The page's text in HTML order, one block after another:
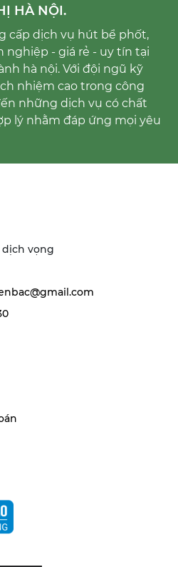
HÀ NỘI.
cấp dịch vụ hút bể phốt,
- giá rẻ - uy tín tại
hà nội. Với đội ngũ kỹ
nhiệm cao trong công
những dịch vụ có chất
lý nhằm đáp ứng mọi yêu
dịch vọng